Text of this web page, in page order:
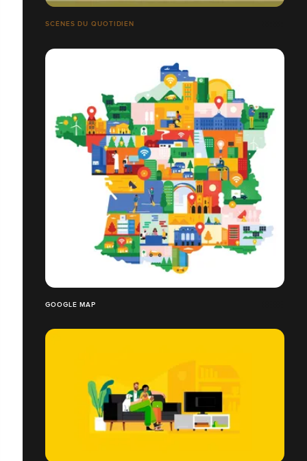
SCÈNES DU QUOTIDIEN
GOOGLE MAP